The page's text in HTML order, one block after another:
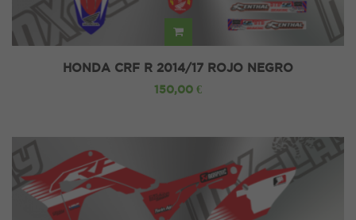
HONDA CRF R 2014/17 ROJO NEGRO
150,00 €